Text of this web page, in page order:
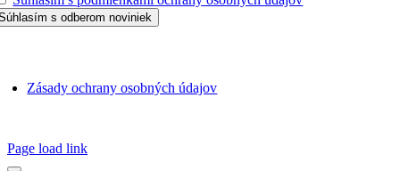
Zásady ochrany osobných údajov
Page load link